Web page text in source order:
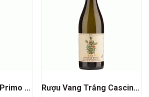
Rượu Vang Trắng Primo Malvasia Chardonnay Farnese Rượu Vang Trắng Cascinetta Vietti Moscato D’asti